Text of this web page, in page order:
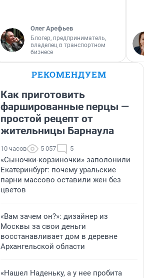
Олег Арефьев
Блогер, предприниматель,
владелец в транспортном
бизнесе
РЕКОМЕНДУЕМ
Как приготовить
фаршированные перцы —
простой рецепт от
жительницы Барнаула
10 часов 5 057 5
«Сыночки-корзиночки» заполонили
Екатеринбург: почему уральские
парни массово оставили жен без
цветов
«Вам зачем он?»: дизайнер из
Москвы за свои деньги
восстанавливает дом в деревне
Архангельской области
«Нашел Наденьку, а у нее пробита